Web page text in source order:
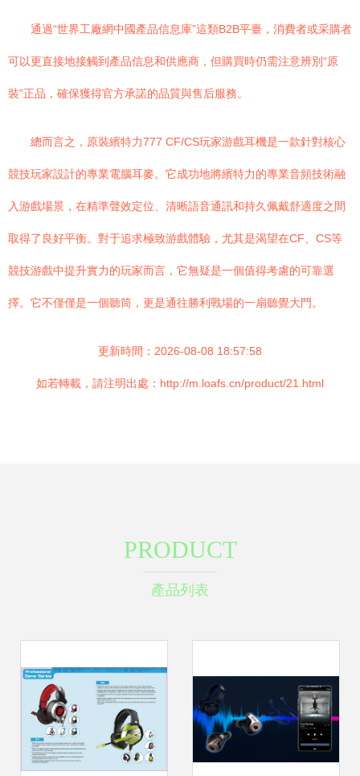
通過“世界工廠網中國產品信息庫”這類B2B平臺，消費者或采購者
可以更直接地接觸到產品信息和供應商，但購買時仍需注意辨別“原
裝”正品，確保獲得官方承諾的品質與售后服務。
總而言之，原裝繽特力777 CF/CS玩家游戲耳機是一款針對核心
競技玩家設計的專業電腦耳麥。它成功地將繽特力的專業音頻技術融
入游戲場景，在精準聲效定位、清晰語音通訊和持久佩戴舒適度之間
取得了良好平衡。對于追求極致游戲體驗，尤其是渴望在CF、CS等
競技游戲中提升實力的玩家而言，它無疑是一個值得考慮的可靠選
擇。它不僅僅是一個聽筒，更是通往勝利戰場的一扇聽覺大門。
更新時間：2026-08-08 18:57:58
如若轉載，請注明出處：http://m.loafs.cn/product/21.html
PRODUCT
產品列表